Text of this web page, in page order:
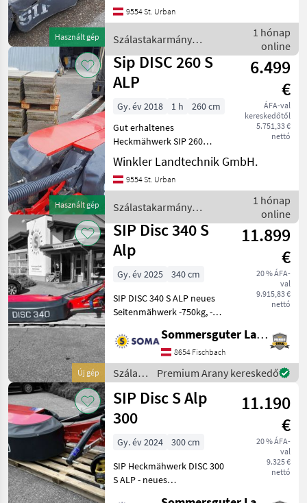
Használt gép
visszahajtás, Bozótvágó, :
Szálastakarmány
betakarítók Kasza
9554 St. Urban
Szálastakarmány
betakarítók / SIP
1 hónap
online
Használt gép
Sip DISC 260 S
ALP
6.499
€
ÁFA-val
kereskedőtől
5.751,33 €
nettó
Gy. év 2018 1 h
260 cm
Gut erhaltenes
Heckmähwerk SIP 260
Gewicht 510 kg In einem
guten Zustand
Kaszagerendely: Tárcsák,
visszahajtás, Bozótvágó, :
Bozótvágó Szá
Winkler Landtechnik GmbH.
9554 St. Urban
Szálastakarmány
betakarítók / SIP
1 hónap
online
Új gép
SIP Disc 340 S
Alp
11.899
€
20 % ÁFA-
val
9.915,83 €
nettó
Gy. év 2025
340 cm
SIP DISC 340 S ALP neues
Seitenmähwerk -750kg, -
Hanglagen -Anbau Kat I
und II -8 Mähscheiben -
Zapfwellendrehzahl 540
U/min -Überl
Sommersguter Landmaschinen GmbH
8654 Fischbach
Szálastakarmány
betakarítók
/ SIP
Premium Arany kereskedő
SIP Disc S Alp
300
11.190
€
20 % ÁFA-
val
9.325 €
nettó
Gy. év 2024
300 cm
SIP Heckmähwerk DISC 300
S ALP - neues